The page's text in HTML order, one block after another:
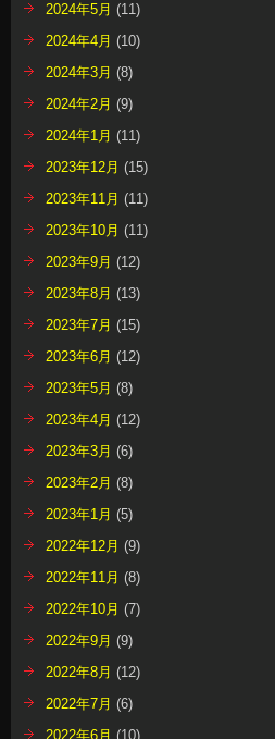
2024年5月 (11)
2024年4月 (10)
2024年3月 (8)
2024年2月 (9)
2024年1月 (11)
2023年12月 (15)
2023年11月 (11)
2023年10月 (11)
2023年9月 (12)
2023年8月 (13)
2023年7月 (15)
2023年6月 (12)
2023年5月 (8)
2023年4月 (12)
2023年3月 (6)
2023年2月 (8)
2023年1月 (5)
2022年12月 (9)
2022年11月 (8)
2022年10月 (7)
2022年9月 (9)
2022年8月 (12)
2022年7月 (6)
2022年6月 (10)